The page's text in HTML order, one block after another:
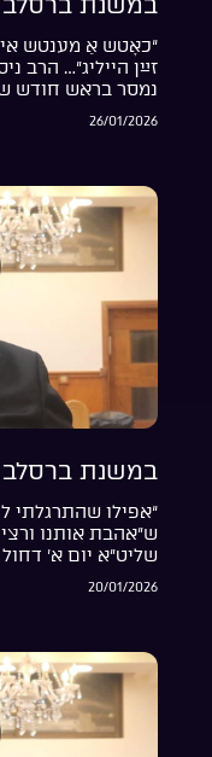
“כאָטש אַ מענטש איז
זײַן הייליג”… הרב
נמסר בראש חודש
26/01/2026
במשנת ברסלב
“אפילו שהתרגלתי
ש”אהבת אותנו
שליט”א יום א’
20/01/2026